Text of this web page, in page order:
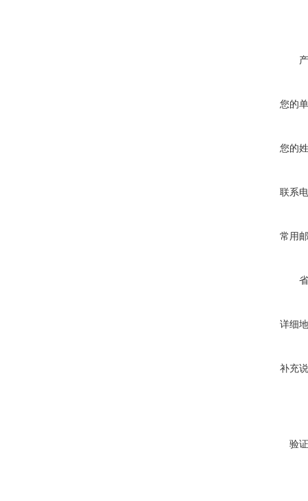
您的
您的
联系
常用
详细
补充
验